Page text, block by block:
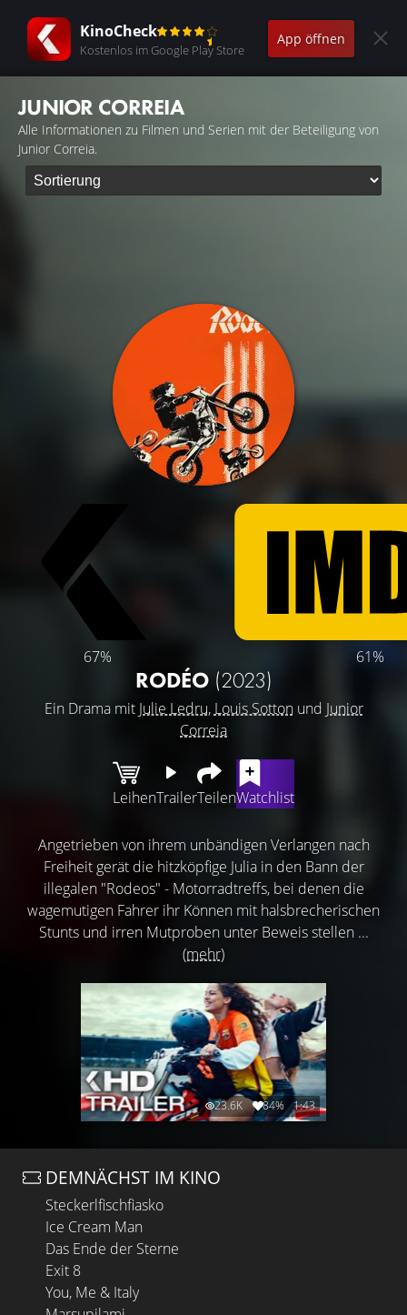
KinoCheck
Kostenlos im Google Play Store
App öffnen
JUNIOR CORREIA
Alle Informationen zu Filmen und Serien mit der Beteiligung von
Junior Correia.
67% 61%
RODÉO (2023)
Ein Drama mit Julie Ledru, Louis Sottonund Junior
Correia
LeihenTrailerTeilenWatchlist
Angetrieben von ihrem unbändigen Verlangen nach
Freiheit gerät die hitzköpfige Julia in den Bann der
illegalen "Rodeos" - Motorradtreffs, bei denen die
wagemutigen Fahrer ihr Können mit halsbrecherischen
Stunts und irren Mutproben unter Beweis stellen ...
(mehr)
23.6K 84% 1:43
DEMNÄCHST IM KINO
Steckerlfischfiasko
Ice Cream Man
Das Ende der Sterne
Exit 8
You, Me & Italy